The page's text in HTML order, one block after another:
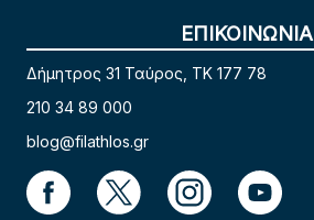
ΕΠΙΚΟΙΝΩΝΙΑ
Δήμητρος 31 Ταύρος, TK 177 78
210 34 89 000
blog@filathlos.gr